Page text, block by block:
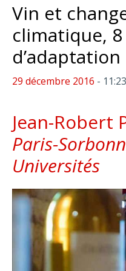
Vin et
climatique,
d’adaptation
29 décembre 2016 - 11:23
Jean-Robert
Paris-
Universités